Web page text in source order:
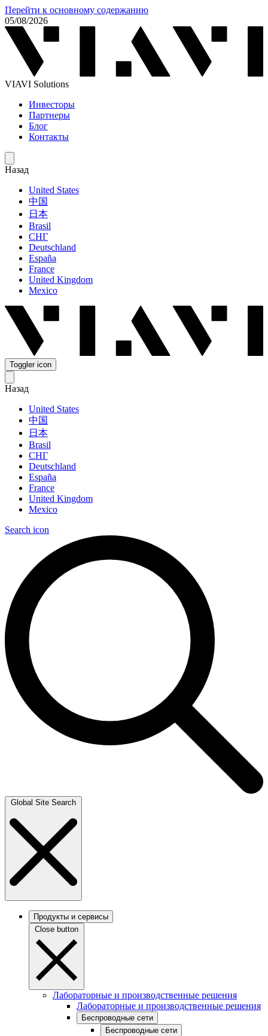
Перейти к основному содержанию
05/08/2026
VIAVI Solutions
Инвесторы
Партнеры
Блог
Контакты
Назад
United States
中国
日本
Brasil
СНГ
Deutschland
España
France
United Kingdom
Mexico
Toggler icon
Назад
United States
中国
日本
Brasil
СНГ
Deutschland
España
France
United Kingdom
Mexico
Search icon
Global Site Search
Продукты и сервисы
Close button
Лабораторные и производственные решения
Лабораторные и производственные решения
Беспроводные сети
Беспроводные сети